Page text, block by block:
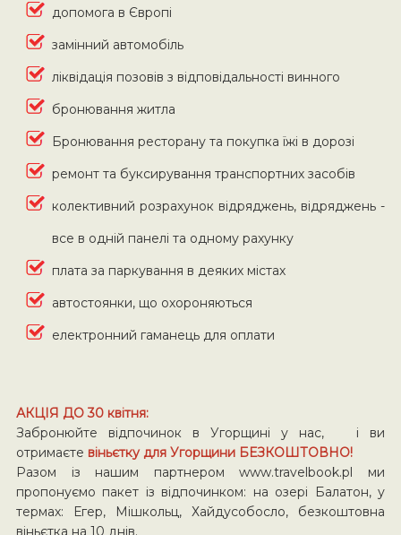
допомога в Європі
замінний автомобіль
ліквідація позовів з відповідальності винного
бронювання житла
Бронювання ресторану та покупка їжі в дорозі
ремонт та буксирування транспортних засобів
колективний розрахунок відряджень, відряджень -
все в одній панелі та одному рахунку
плата за паркування в деяких містах
автостоянки, що охороняються
електронний гаманець для оплати
АКЦІЯ ДО 30 квітня:
Забронюйте відпочинок в Угорщині у нас, і ви
отримаєте віньєтку для Угорщини БЕЗКОШТОВНО!
Разом із нашим партнером www.travelbook.pl ми
пропонуємо пакет із відпочинком: на озері Балатон, у
термах: Егер, Мішкольц, Хайдусобосло, безкоштовна
віньєтка на 10 днів.